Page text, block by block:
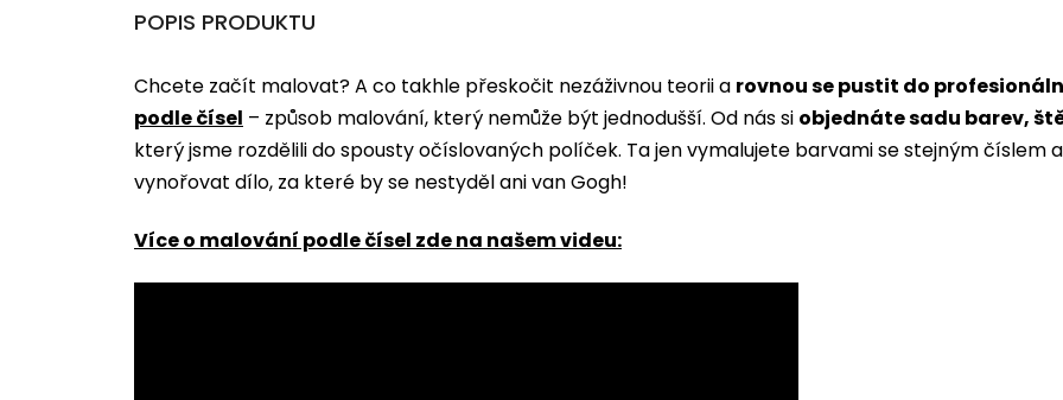
POPIS PRODUKTU
Chcete začít malovat? A co takhle přeskočit nezáživnou teorii a rovnou se pustit do
podle čísel ­­– způsob malování, který nemůže být jednodušší. Od nás si objednáte sadu barev,
který jsme rozdělili do spousty očíslovaných políček. Ta jen vymalujete barvami se stejným číslem
vynořovat dílo, za které by se nestyděl ani van Gogh!
Více o malování podle čísel zde na našem videu: